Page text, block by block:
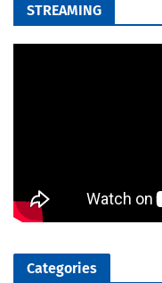
STREAMING
Categories